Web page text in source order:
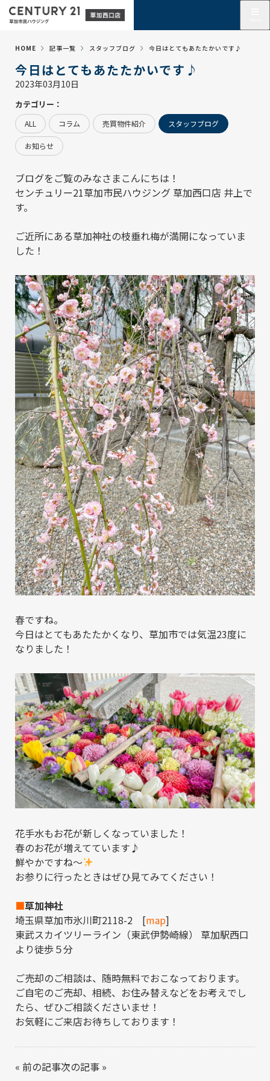
HOME 記事一覧 スタッフブログ 今日はとてもあたたかいです♪
今日はとてもあたたかいです♪
2023年03月10日
カテゴリー：
ALL コラム 売買物件紹介 スタッフブログ
お知らせ
ブログをご覧のみなさまこんにちは！
センチュリー21草加市民ハウジング 草加西口店 井上で
す。
ご近所にある草加神社の枝垂れ梅が満開になっていま
した！
春ですね。
今日はとてもあたたかくなり、草加市では気温23度に
なりました！
花手水もお花が新しくなっていました！
春のお花が増えてています♪
鮮やかですね～
お参りに行ったときはぜひ見てみてください！
■草加神社
埼玉県草加市氷川町2118-2 [map]
東武スカイツリーライン（東武伊勢崎線） 草加駅西口
より徒歩５分
ご売却のご相談は、随時無料でおこなっております。
ご自宅のご売却、相続、お住み替えなどをお考えでし
たら、ぜひご相談くださいませ！
お気軽にご来店お待ちしております！
« 前の記事次の記事 »